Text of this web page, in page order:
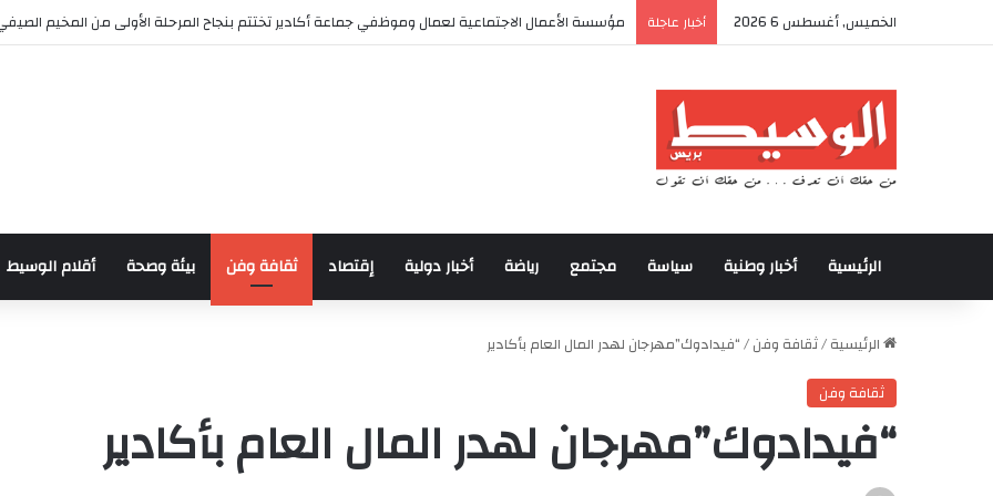
الخميس, أغسطس 6 2026 أخبار عاجلة مؤسسة الأعمال الاجتماعية لعمال وموظفي جماعة أكادير تختتم بنجاح المرحلة الأولى من المخيم
الرئيسية أخبار وطنية سياسة مجتمع رياضة أخبار دولية إقتصاد ثقافة وفن بيئة وصحة أقلام الوسيط
الرئيسية/ثقافة وفن/“فيدادوك”مهرجان لهدر المال العام بأكادير
ثقافة وفن
“فيدادوك”مهرجان لهدر المال العام بأكادير